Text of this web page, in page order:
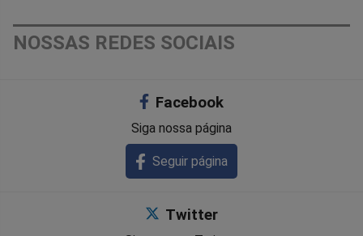
NOSSAS REDES SOCIAIS
Facebook
Siga nossa página
Seguir página
Twitter